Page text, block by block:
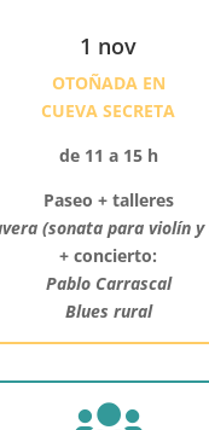
1 nov
OTOÑADA EN
CUEVA SECRETA
de 11 a 15 h
Paseo + talleres
(sonata para violín
+ concierto:
Pablo Carrascal
Blues rural